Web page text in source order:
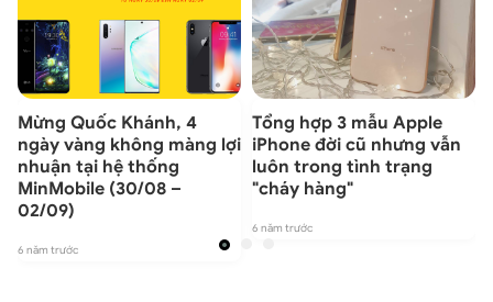
Mừng Quốc Khánh, 4
ngày vàng không màng lợi
nhuận tại hệ thống
MinMobile (30/08 –
02/09)
6 năm trước
Tổng hợp 3 mẫu Apple
iPhone đời cũ nhưng vẫn
luôn trong tình trạng
"cháy hàng"
6 năm trước